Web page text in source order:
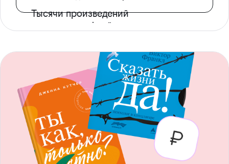
Тысячи произведений
с доступом офлайн